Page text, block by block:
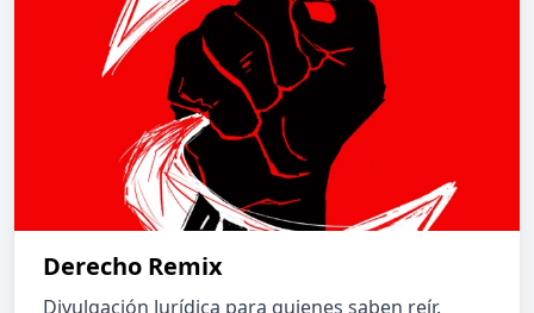
Derecho Remix
Divulgación Jurídica para quienes saben reír.